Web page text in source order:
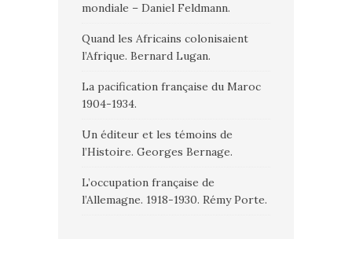
mondiale – Daniel Feldmann.
Quand les Africains colonisaient
l’Afrique. Bernard Lugan.
La pacification française du Maroc
1904-1934.
Un éditeur et les témoins de
l’Histoire. Georges Bernage.
L’occupation française de
l’Allemagne. 1918-1930. Rémy Porte.